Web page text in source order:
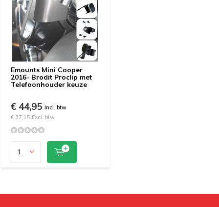
Emounts Mini Cooper
2016- Brodit Proclip met
Telefoonhouder keuze
€ 44,95 Incl. btw
€ 37,15 Excl. btw